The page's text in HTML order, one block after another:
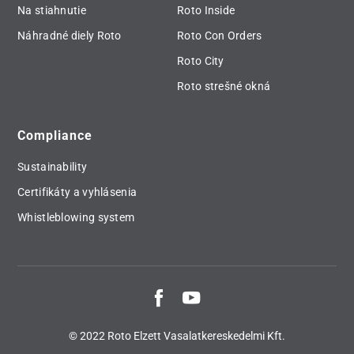
Na stiahnutie
Náhradné diely Roto
Roto Inside
Roto Con Orders
Roto City
Roto strešné okná
Compliance
Sustainability
Certifikáty a vyhlásenia
Whistleblowing system
© 2022 Roto Elzett Vasalatkereskedelmi Kft.